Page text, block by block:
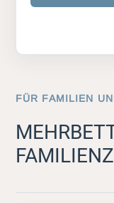
FÜR FAMILIEN